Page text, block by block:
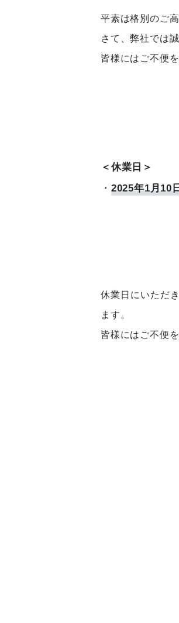
平素は格別のご
さて、弊社では
皆様にはご不便
＜休業日＞
・ 2025年1月10
休業日にいただ
ます。
皆様にはご不便